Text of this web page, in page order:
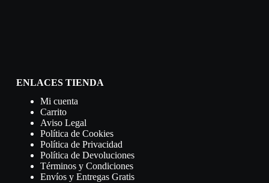
ENLACES TIENDA
Mi cuenta
Carrito
Aviso Legal
Política de Cookies
Política de Privacidad
Política de Devoluciones
Términos y Condiciones
Envíos y Entregas Gratis